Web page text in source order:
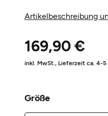
Artikelbeschreibung
169,90 €
inkl. MwSt., Lieferzeit ca. 4-5
Größe